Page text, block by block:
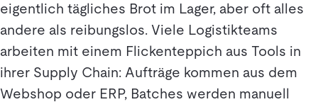
eigentlich tägliches Brot im Lager, aber oft alles
andere als reibungslos. Viele Logistikteams
arbeiten mit einem Flickenteppich aus Tools in
ihrer Supply Chain: Aufträge kommen aus dem
Webshop oder ERP, Batches werden manuell